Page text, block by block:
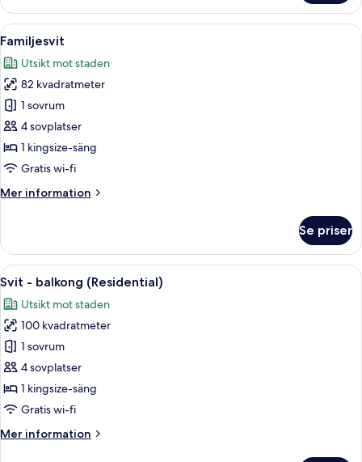
Premier
(Marina
Bay)
Öppna
alla
foton
för
Familjesvit
Ett modernt hotellrum med en stor
8
Familjesvit
Utsikt mot staden
82 kvadratmeter
1 sovrum
4 sovplatser
1 kingsize-säng
Gratis wi-fi
Mer information
Mer
Se priser
Öppna
alla
foton
för
Svit
-
balkong
(Residential)
Ett hotellrum med en balkong, en
7
Svit - balkong (Residential)
Utsikt mot staden
100 kvadratmeter
1 sovrum
4 sovplatser
1 kingsize-säng
Gratis wi-fi
Mer information
Mer